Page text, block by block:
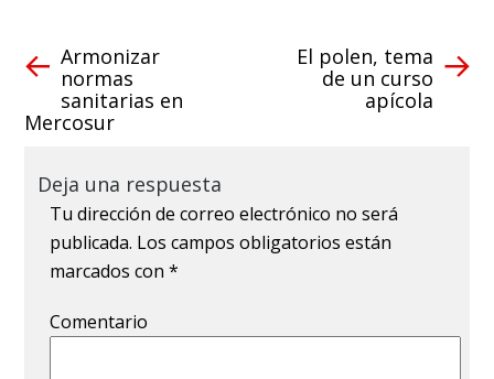
Armonizar
normas
sanitarias en
Mercosur
El polen, tema
de un curso
apícola
Deja una respuesta
Tu dirección de correo electrónico no será
publicada. Los campos obligatorios están
marcados con*
Comentario